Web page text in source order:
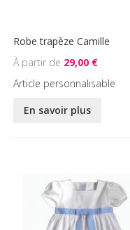
Robe trapèze Camille
29,00 €
Article personnalisable
En savoir plus